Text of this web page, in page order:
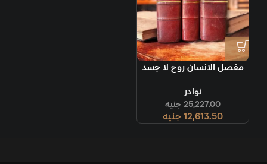
مفصل الانسان روح لا جسد
نوادر
25,227.00 جنيه
12,613.50 جنيه